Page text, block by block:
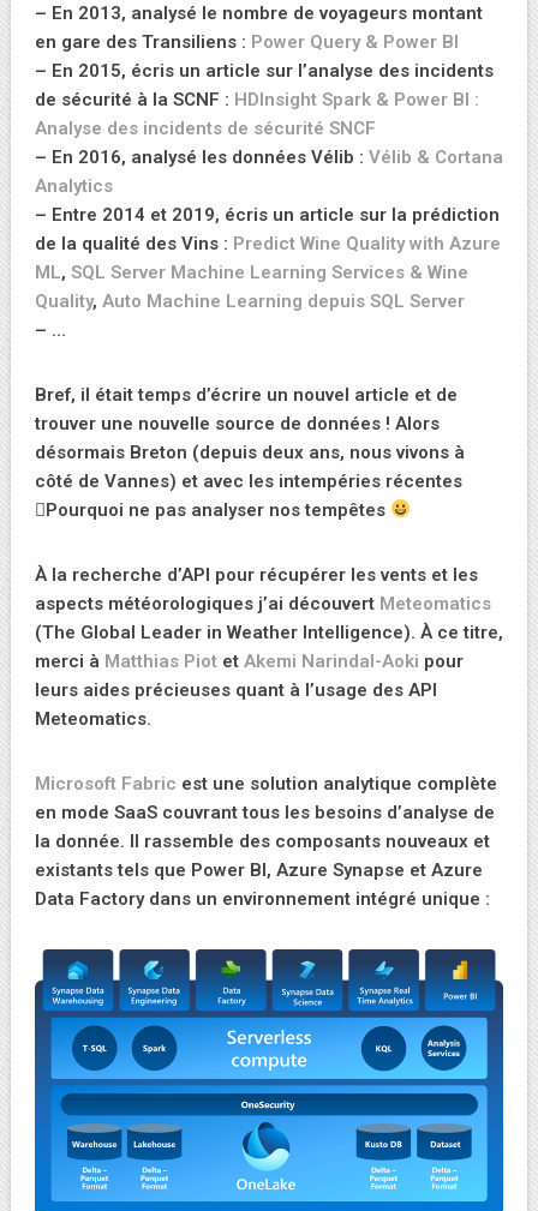
– En 2013, analysé le nombre de voyageurs montant
en gare des Transiliens : Power Query & Power BI
– En 2015, écris un article sur l’analyse des incidents
de sécurité à la SCNF : HDInsight Spark & Power BI :
Analyse des incidents de sécurité SNCF
– En 2016, analysé les données Vélib : Vélib & Cortana
Analytics
– Entre 2014 et 2019, écris un article sur la prédiction
de la qualité des Vins : Predict Wine Quality with Azure
ML, SQL Server Machine Learning Services & Wine
Quality, Auto Machine Learning depuis SQL Server
– …
Bref, il était temps d’écrire un nouvel article et de
trouver une nouvelle source de données ! Alors
désormais Breton (depuis deux ans, nous vivons à
côté de Vannes) et avec les intempéries récentes
Pourquoi ne pas analyser nos tempêtes
À la recherche d’API pour récupérer les vents et les
aspects météorologiques j’ai découvert Meteomatics
(The Global Leader in Weather Intelligence). À ce titre,
merci à Matthias Piot et Akemi Narindal-Aoki pour
leurs aides précieuses quant à l’usage des API
Meteomatics.
Microsoft Fabric est une solution analytique complète
en mode SaaS couvrant tous les besoins d’analyse de
la donnée. Il rassemble des composants nouveaux et
existants tels que Power BI, Azure Synapse et Azure
Data Factory dans un environnement intégré unique :